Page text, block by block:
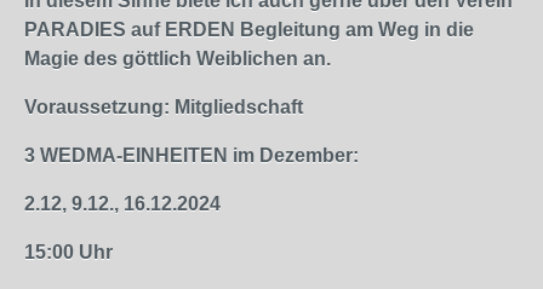
PARADIES auf ERDEN Begleitung am Weg in die
Magie des göttlich Weiblichen an.
Voraussetzung: Mitgliedschaft
3 WEDMA-EINHEITEN im Dezember:
2.12, 9.12., 16.12.2024
15:00 Uhr